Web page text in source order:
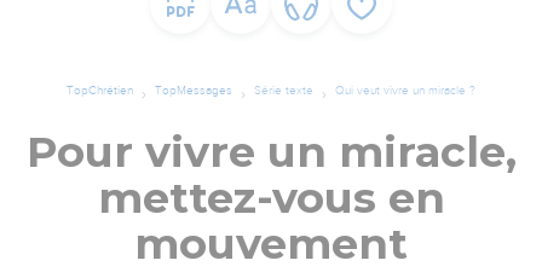
TopChrétien TopMessages Série texte Qui veut vivre un miracle ?
Pour vivre un miracle,
mettez-vous en
mouvement